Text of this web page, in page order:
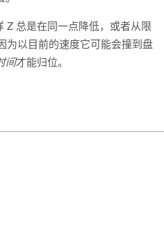
Z 总是在同一点降低，或者从限
为以目前的速度它可能会撞到盘
间才能归位。